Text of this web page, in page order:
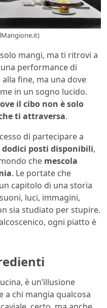
mangi, ma ti ritrovi a
performance di
fine, ma una dove
in un sogno lucido.
il cibo non è solo
ti attraversa.
di partecipare a
dodici posti disponibili,
che mescola
. Le portate che
capitolo di una storia
luci, immagini,
sia studiato per stupire.
ogni piatto è
è un’illusione
a chi mangia qualcosa